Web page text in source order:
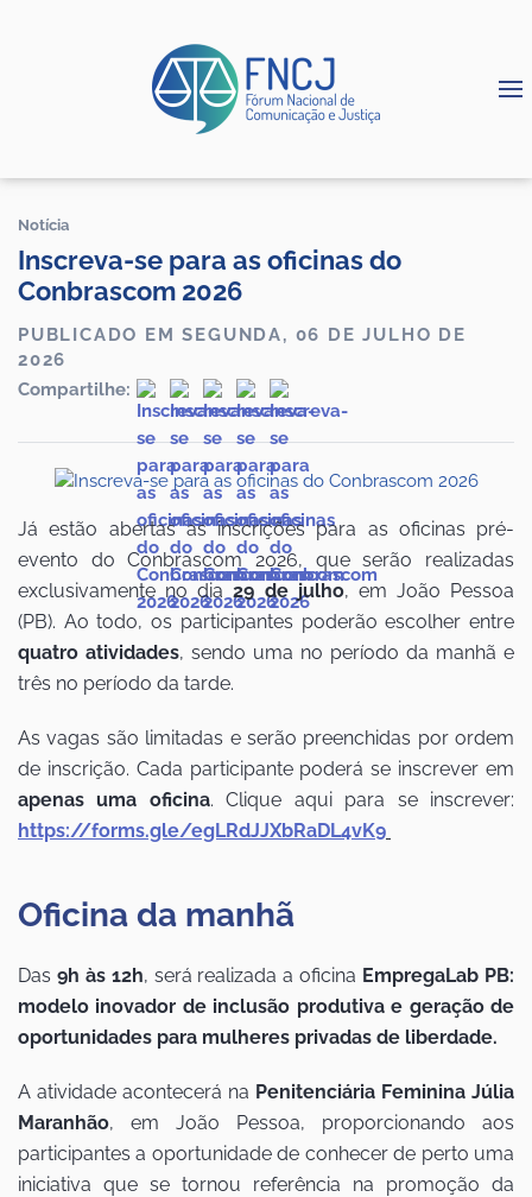
Notícia
Inscreva-se para as oficinas do
Conbrascom 2026
PUBLICADO EM SEGUNDA, 06 DE JULHO DE
2026
Compartilhe:
Já estão abertas as inscrições para as oficinas pré-
evento do Conbrascom 2026, que serão realizadas
exclusivamente no dia29 de julho, em João Pessoa
(PB). Ao todo, os participantes poderão escolher entre
quatro atividades, sendo uma no período da manhã e
três no período da tarde.
As vagas são limitadas e serão preenchidas por ordem
de inscrição. Cada participante poderá se inscrever em
apenas uma oficina. Clique aqui para se inscrever:
https://forms.gle/egLRdJJXbRaDL4vK9
Oficina da manhã
Das 9h às 12h, será realizada a oficina EmpregaLab PB:
modelo inovador de inclusão produtiva e geração de
oportunidades para mulheres privadas de liberdade.
A atividade acontecerá na Penitenciária Feminina Júlia
Maranhão, em João Pessoa, proporcionando aos
participantes a oportunidade de conhecer de perto uma
iniciativa que se tornou referência na promoção da